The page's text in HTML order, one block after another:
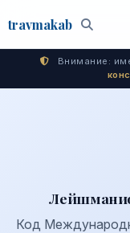
travmakab Поиск
Внимание:
Код